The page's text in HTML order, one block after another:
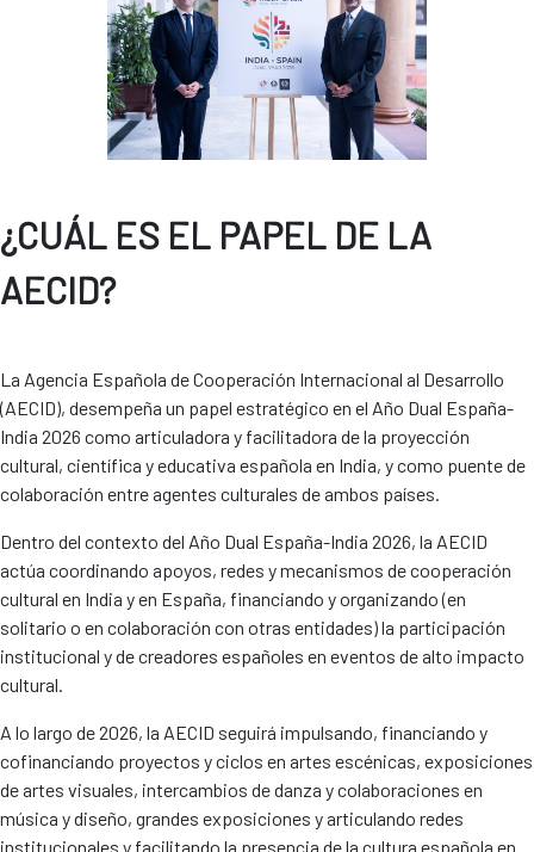
¿CUÁL ES EL PAPEL DE LA
AECID?
La Agencia Española de Cooperación Internacional al Desarrollo
(AECID), desempeña un papel estratégico en el Año Dual España-
India 2026 como articuladora y facilitadora de la proyección
cultural, científica y educativa española en India, y como puente de
colaboración entre agentes culturales de ambos países.
Dentro del contexto del Año Dual España-India 2026, la AECID
actúa coordinando apoyos, redes y mecanismos de cooperación
cultural en India y en España, financiando y organizando (en
solitario o en colaboración con otras entidades) la participación
institucional y de creadores españoles en eventos de alto impacto
cultural.
A lo largo de 2026, la AECID seguirá impulsando, financiando y
cofinanciando proyectos y ciclos en artes escénicas, exposiciones
de artes visuales, intercambios de danza y colaboraciones en
música y diseño, grandes exposiciones y articulando redes
institucionales y facilitando la presencia de la cultura española en